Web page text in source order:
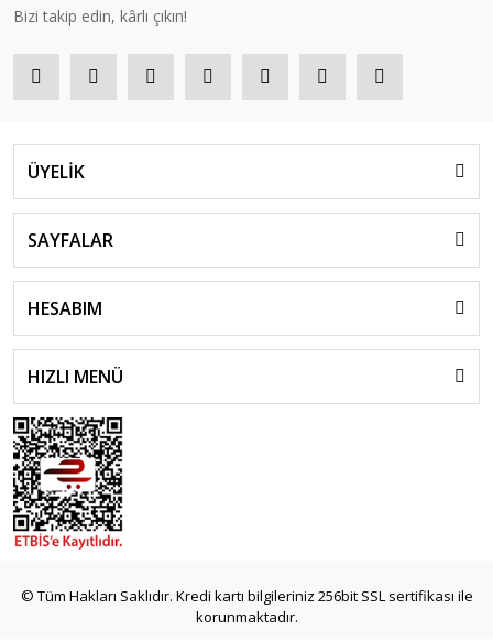
Bizi takip edin, kârlı çıkın!
ÜYELİK
SAYFALAR
HESABIM
HIZLI MENÜ
© Tüm Hakları Saklıdır. Kredi kartı bilgileriniz 256bit SSL sertifikası ile
korunmaktadır.